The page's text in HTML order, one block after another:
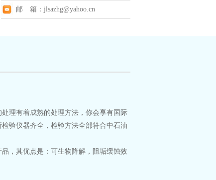
邮 箱：jlsazhg@yahoo.cn
理有着成熟的处理方法，你会享有国际
验仪器齐全，检验方法全部符合中石油
，其优点是：可生物降解，阻垢缓蚀效